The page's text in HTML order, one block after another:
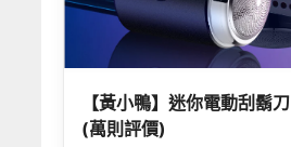
【黃小鴨】迷你電動刮鬍刀
(萬則評價)